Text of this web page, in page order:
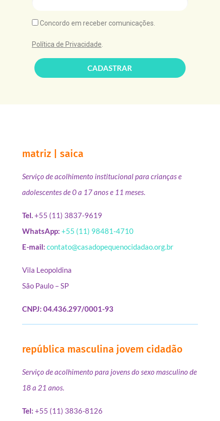
Concordo em receber comunicações.
Política de Privacidade
CADASTRAR
matriz | saica
Serviço de acolhimento institucional para crianças e
adolescentes de 0 a 17 anos e 11 meses.
Tel.+55 (11) 3837-9619
WhatsApp: +55 (11) 98481-4710
E-mail: contato@casadopequenocidadao.org.br
Vila Leopoldina
São Paulo – SP
CNPJ: 04.436.297/0001-93
república masculina jovem cidadão
Serviço de acolhimento para jovens do sexo masculino de
18 a 21 anos.
Tel: +55 (11) 3836-8126